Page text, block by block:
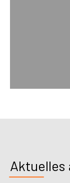
Aktuelles